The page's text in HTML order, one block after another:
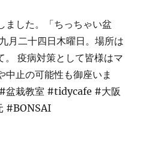
ました。「ちっちゃい盆
月二十四日木曜日。場所は
疫病対策として皆様はマ
中止の可能性も御座いま
#盆栽教室 #tidycafe #大阪
#BONSAI